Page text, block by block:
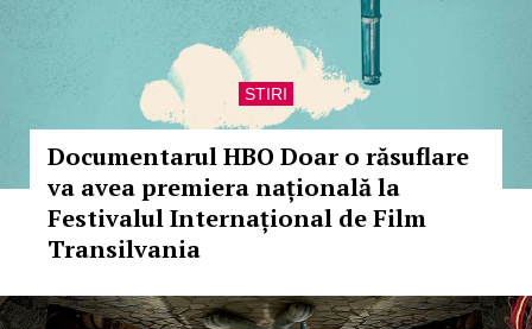
STIRI
Documentarul HBO Doar o răsuflare
va avea premiera națională la
Festivalul Internațional de Film
Transilvania